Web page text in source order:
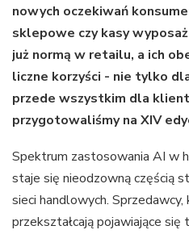
nowych oczekiwań
sklepowe czy kasy
już normą w retailu, a ich
liczne korzyści - nie tylko
przede wszystkim dla
przygotowaliśmy na XIV
Spektrum zastosowania AI w
staje się nieodzowną częścią
sieci handlowych.
przekształcają pojawiające